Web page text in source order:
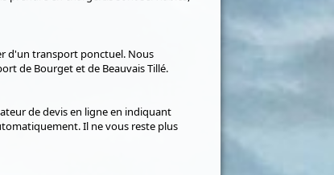
d'un transport ponctuel. Nous
de Bourget et de Beauvais Tillé.
de devis en ligne en indiquant
Il ne vous reste plus